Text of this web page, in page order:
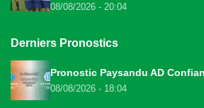
08/08/2026 - 20:04
Derniers Pronostics
Pronostic Paysandu AD
08/08/2026 - 18:04